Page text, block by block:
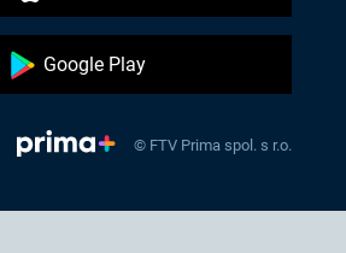
Google Play
© FTV Prima spol. s r.o.